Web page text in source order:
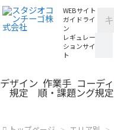
WEBサイト
ガイドライ
ン
レギュレー
ションサイ
ト
デザイン
規定
作業手
順・課題
コーディ
ング規定